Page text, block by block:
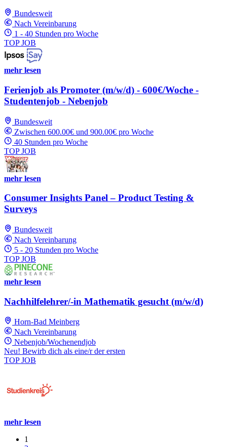
Bundesweit
Nach Vereinbarung
1 - 40 Stunden pro Woche
TOP JOB
mehr lesen
Ferienjob als Promoter (m/w/d) - 600€/Woche -
Studentenjob - Nebenjob
Bundesweit
Zwischen 600.00€ und 900.00€ pro Woche
40 Stunden pro Woche
TOP JOB
mehr lesen
Consumer Insights Panel – Product Testing &
Surveys
Bundesweit
Nach Vereinbarung
5 - 20 Stunden pro Woche
TOP JOB
mehr lesen
Nachhilfelehrer/-in Mathematik gesucht (m/w/d)
Horn-Bad Meinberg
Nach Vereinbarung
Nebenjob/Wochenendjob
Neu! Bewirb dich als eine/r der ersten
TOP JOB
mehr lesen
1